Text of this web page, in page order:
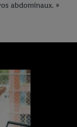
abdominaux. »